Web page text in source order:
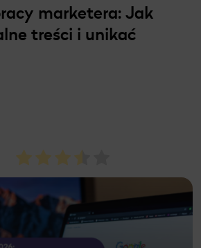
marketera: Jak
treści i unikać